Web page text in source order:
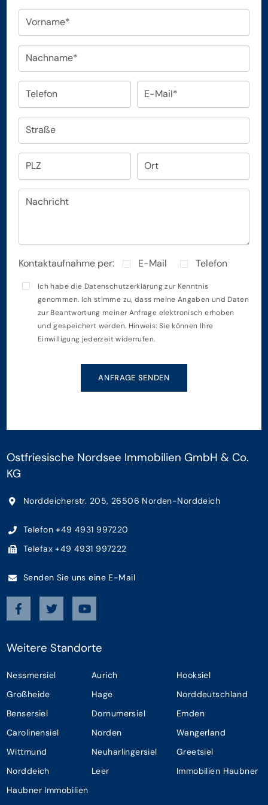
Vorname*
Nachname*
Telefon E-Mail*
Straße
PLZ Ort
Nachricht
Kontaktaufnahme per: E-Mail Telefon
Ich habe die Datenschutzerklärungzur Kenntnis
genommen. Ich stimme zu, dass meine Angaben und Daten
zur Beantwortung meiner Anfrage elektronisch erhoben
und gespeichert werden. Hinweis: Sie können Ihre
Einwilligung jederzeit widerrufen.
ANFRAGE SENDEN
Ostfriesische Nordsee Immobilien GmbH & Co.
KG
Norddeicherstr. 205, 26506 Norden-Norddeich
Telefon +49 4931 997220
Telefax +49 4931 997222
Senden Sie uns eine E-Mail
Weitere Standorte
Nessmersiel Aurich
Hooksiel
Großheide
Hage
Norddeutschland
Bensersiel
Dornumersiel
Emden
Carolinensiel
Norden
Wangerland
Wittmund
Neuharlingersiel
Greetsiel
Norddeich
Leer
Immobilien Haubner
Haubner Immobilien